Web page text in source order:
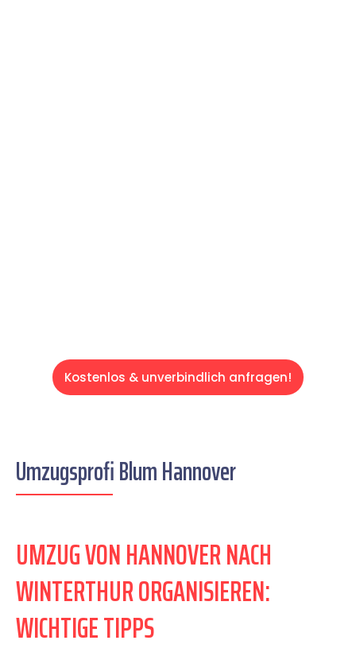
Kostenlos & unverbindlich anfragen!
Umzugsprofi Blum Hannover
UMZUG VON HANNOVER NACH
WINTERTHUR ORGANISIEREN:
WICHTIGE TIPPS